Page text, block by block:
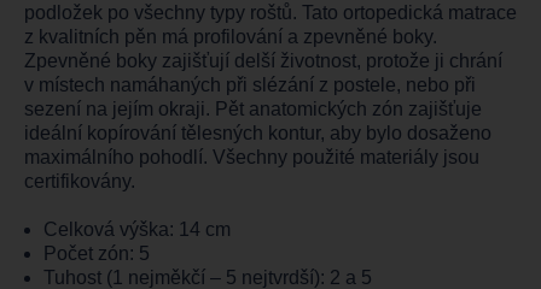
podložek po všechny typy roštů. Tato ortopedická matrace
z kvalitních pěn má profilování a zpevněné boky.
Zpevněné boky zajišťují delší životnost, protože ji chrání
v místech namáhaných při slézání z postele, nebo při
sezení na jejím okraji. Pět anatomických zón zajišťuje
ideální kopírování tělesných kontur, aby bylo dosaženo
maximálního pohodlí. Všechny použité materiály jsou
certifikovány.
Celková výška: 14 cm
Počet zón: 5
Tuhost (1 nejměkčí – 5 nejtvrdší): 2 a 5